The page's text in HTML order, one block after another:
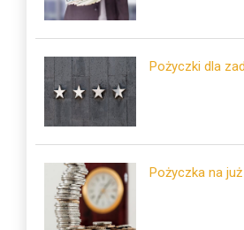
Pożyczki dla
Pożyczka na już